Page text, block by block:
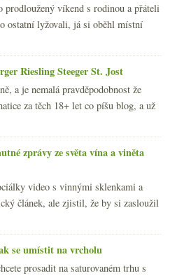
prodloužený víkend s rodinou a přáteli
ostatní lyžovali, já si oběhl místní
Riesling Steeger St. Jost
a je nemalá pravděpodobnost že
za těch 18+ let co píšu blog, a už
zprávy ze světa vína a viněta
video s vinnými sklenkami a
článek, ale zjistil, že by si zasloužil
se umístit na vrcholu
prosadit na saturovaném trhu s